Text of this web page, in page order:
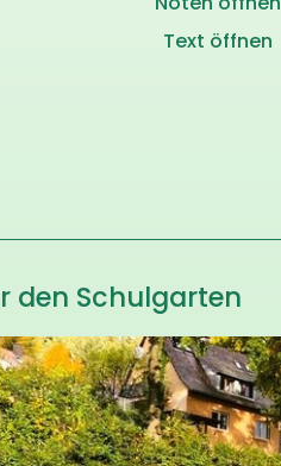
Text öffnen
den Schulgarten